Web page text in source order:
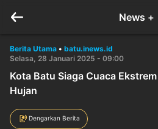
News +
Berita Utama • batu.inews.id
Selasa, 28 Januari 2025 - 09:00
Kota Batu Siaga Cuaca
Hujan
Dengarkan Berita